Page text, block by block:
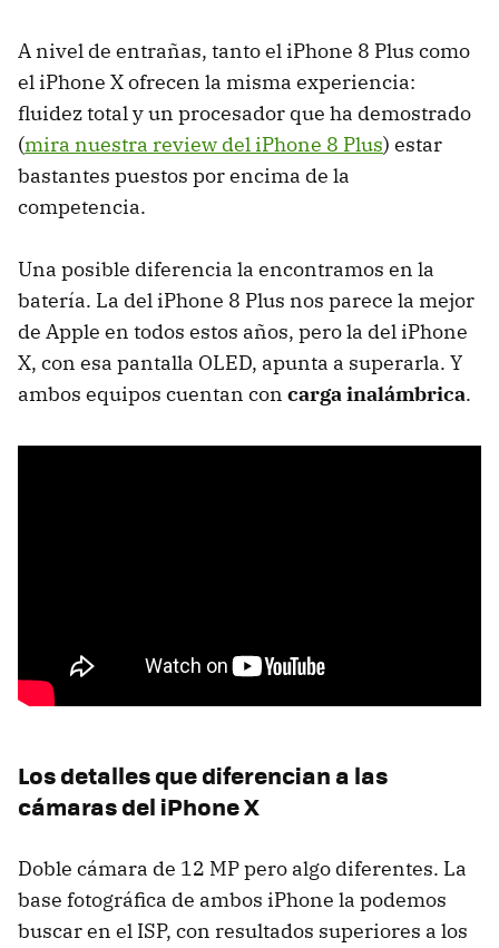
A nivel de entrañas, tanto el iPhone 8 Plus como
el iPhone X ofrecen la misma experiencia:
fluidez total y un procesador que ha demostrado
(mira nuestra review del iPhone 8 Plus) estar
bastantes puestos por encima de la
competencia.
Una posible diferencia la encontramos en la
batería. La del iPhone 8 Plus nos parece la mejor
de Apple en todos estos años, pero la del iPhone
X, con esa pantalla OLED, apunta a superarla. Y
ambos equipos cuentan con carga inalámbrica.
Los detalles que diferencian a las
cámaras del iPhone X
Doble cámara de 12 MP pero algo diferentes. La
base fotográfica de ambos iPhone la podemos
buscar en el ISP, con resultados superiores a los